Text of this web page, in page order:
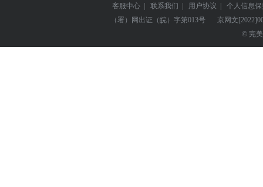
客服中心 | 联系我们 | 用户协议 |
个人信息
（署）网出证（皖）字第013号
京网文
© 完美